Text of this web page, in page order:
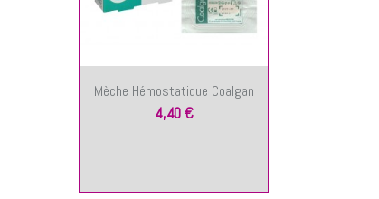
Mèche Hémostatique Coalgan
4,40 €